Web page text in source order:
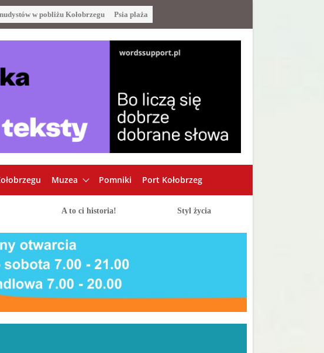
w pobliżu Kołobrzegu Psia plaża
Muzea Pomniki Port Kołobrzeg
A to ci historia! Styl życia